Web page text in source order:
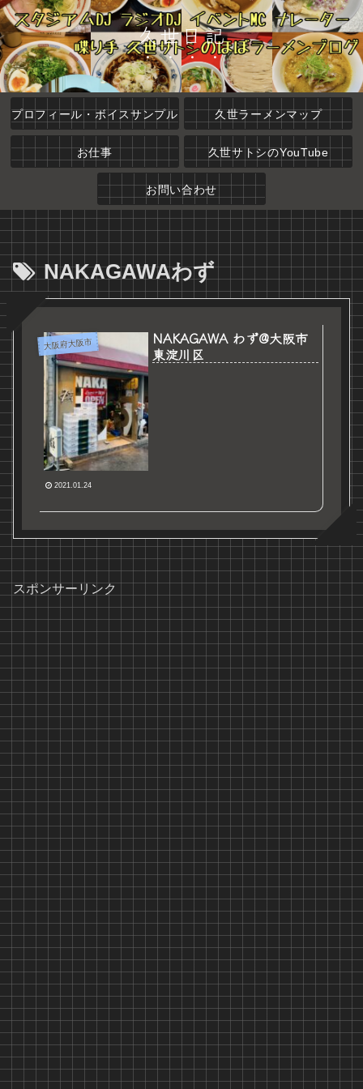
久世日記
プロフィール・ボイスサンプル 久世ラーメンマップ
お仕事 久世サトシのYouTube
お問い合わせ
NAKAGAWAわず
大阪府大阪市
NAKAGAWA わず@大阪市
東淀川区
2021.01.24
スポンサーリンク